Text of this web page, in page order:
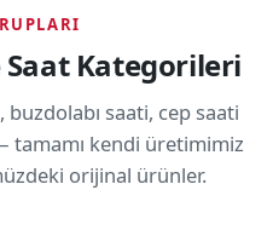
Saat Kategorileri
saati, cep saati
kendi üretimimiz
orijinal ürünler.